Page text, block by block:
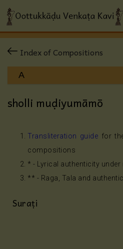
Index of Compositions
sholli muḍiyumāmō
Transliteration guide for
compositions
* - Lyrical authenticity under
** - Raga, Tala and
Suraṭi